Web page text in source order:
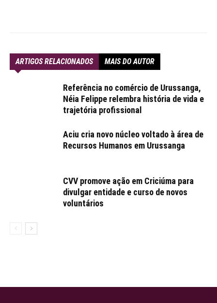
ARTIGOS RELACIONADOS MAIS DO AUTOR
Referência no comércio de Urussanga,
Néia Felippe relembra história de vida e
trajetória profissional
Aciu cria novo núcleo voltado à área de
Recursos Humanos em Urussanga
CVV promove ação em Criciúma para
divulgar entidade e curso de novos
voluntários